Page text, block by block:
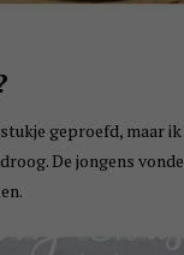
geproefd, maar
De jongens